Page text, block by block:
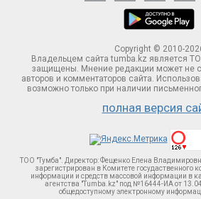
Copyright © 2010-
Владельцем сайта tumba.kz является
защищены. Мнение редакции может не
авторов и комментаторов сайта.
возможно только при наличии
полная версия
ТОО "Тумба". Директор: Фещенко Елена
зарегистрирован в Комитете госудаственного
информации и средств массовой информации в
агентства "Tumba.kz" под №16444-ИА от
общедоступному электронному